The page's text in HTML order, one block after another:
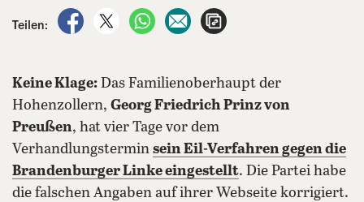
Teilen:
auf Facebook teilen
auf X teilenper WhatsApp teilen
per E-Mail teilen
Keine Klage: Das Familienoberhaupt der
Hohenzollern, Georg Friedrich Prinz von
Preußen, hat vier Tage vor dem
Verhandlungstermin sein Eil-Verfahren gegen die
Brandenburger Linkeeingestellt. Die Partei habe
die falschen Angaben auf ihrer Webseite korrigiert.